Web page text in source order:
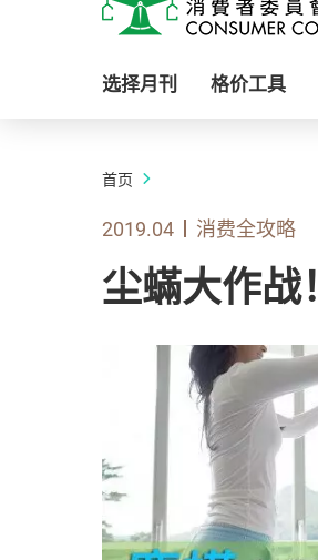
消费者委员会
选择月刊 格价工具
首页
2019.04 消费全攻略
尘蟎大作战！